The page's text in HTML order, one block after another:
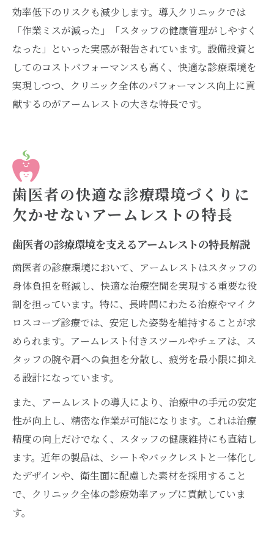
効率低下のリスクも減少します。導入クリニックでは
「作業ミスが減った」「スタッフの健康管理がしやすく
なった」といった実感が報告されています。設備投資と
してのコストパフォーマンスも高く、快適な診療環境を
実現しつつ、クリニック全体のパフォーマンス向上に貢
献するのがアームレストの大きな特長です。
歯医者の快適な診療環境づくりに
欠かせないアームレストの特長
歯医者の診療環境を支えるアームレストの特長解説
歯医者の診療環境において、アームレストはスタッフの
身体負担を軽減し、快適な治療空間を実現する重要な役
割を担っています。特に、長時間にわたる治療やマイク
ロスコープ診療では、安定した姿勢を維持することが求
められます。アームレスト付きスツールやチェアは、ス
タッフの腕や肩への負担を分散し、疲労を最小限に抑え
る設計になっています。
また、アームレストの導入により、治療中の手元の安定
性が向上し、精密な作業が可能になります。これは治療
精度の向上だけでなく、スタッフの健康維持にも直結し
ます。近年の製品は、シートやバックレストと一体化し
たデザインや、衛生面に配慮した素材を採用すること
で、クリニック全体の診療効率アップに貢献していま
す。